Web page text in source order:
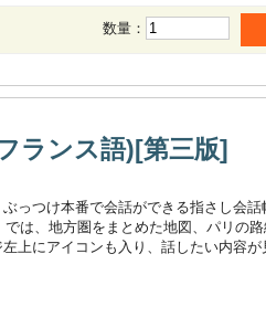
数量：
ランス語)[第三版]
っつけ本番で会話ができる指さし会
は、地方圏をまとめた地図、パリの
上にアイコンも入り、話したい内容が